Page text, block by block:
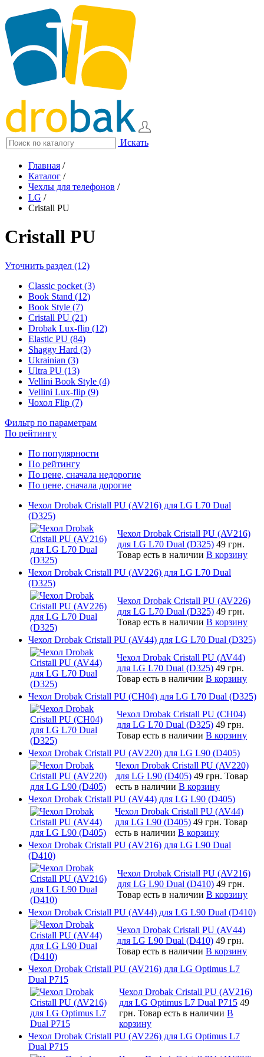
Искать
Главная /
Каталог /
Чехлы для телефонов /
LG /
Cristall PU
Cristall PU
Уточнить раздел (12)
Classic pocket (3)
Book Stand (12)
Book Style (7)
Cristall PU (21)
Drobak Lux-flip (12)
Elastic PU (84)
Shaggy Hard (3)
Ukrainian (3)
Ultra PU (13)
Vellini Book Style (4)
Vellini Lux-flip (9)
Чохол Flip (7)
Фильтр по параметрам
По рейтингу
По популярности
По рейтингу
По цене, сначала недорогие
По цене, сначала дорогие
Чехол Drobak Cristall PU (AV216) для LG L70 Dual
(D325)
Чехол Drobak Cristall PU (AV216)
для LG L70 Dual (D325) 49 грн.
Товар есть в наличии В корзину
Чехол Drobak Cristall PU (AV226) для LG L70 Dual
(D325)
Чехол Drobak Cristall PU (AV226)
для LG L70 Dual (D325) 49 грн.
Товар есть в наличии В корзину
Чехол Drobak Cristall PU (AV44) для LG L70 Dual (D325)
Чехол Drobak Cristall PU (AV44)
для LG L70 Dual (D325) 49 грн.
Товар есть в наличии В корзину
Чехол Drobak Cristall PU (CH04) для LG L70 Dual (D325)
Чехол Drobak Cristall PU (CH04)
для LG L70 Dual (D325) 49 грн.
Товар есть в наличии В корзину
Чехол Drobak Cristall PU (AV220) для LG L90 (D405)
Чехол Drobak Cristall PU (AV220)
для LG L90 (D405) 49 грн. Товар
есть в наличии В корзину
Чехол Drobak Cristall PU (AV44) для LG L90 (D405)
Чехол Drobak Cristall PU (AV44)
для LG L90 (D405) 49 грн. Товар
есть в наличии В корзину
Чехол Drobak Cristall PU (AV216) для LG L90 Dual
(D410)
Чехол Drobak Cristall PU (AV216)
для LG L90 Dual (D410) 49 грн.
Товар есть в наличии В корзину
Чехол Drobak Cristall PU (AV44) для LG L90 Dual (D410)
Чехол Drobak Cristall PU (AV44)
для LG L90 Dual (D410) 49 грн.
Товар есть в наличии В корзину
Чехол Drobak Cristall PU (AV216) для LG Optimus L7
Dual P715
Чехол Drobak Cristall PU (AV216)
для LG Optimus L7 Dual P715 49
грн. Товар есть в наличии В
корзину
Чехол Drobak Cristall PU (AV226) для LG Optimus L7
Dual P715